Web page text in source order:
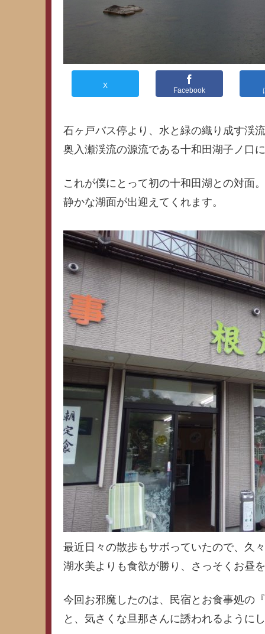
X
Facebook
石ヶ戸バス停より、水と緑の織り成す渓
奥入瀬渓流の源流である十和田湖子ノ口
これが僕にとって初の十和田湖との対面
静かな湖面が出迎えてくれます。
最近日々の散歩もサボっていたので、久
湖水美よりも食欲が勝り、さっそくお昼
今回お邪魔したのは、民宿とお食事処の『
と、気さくな旦那さんに誘われるように